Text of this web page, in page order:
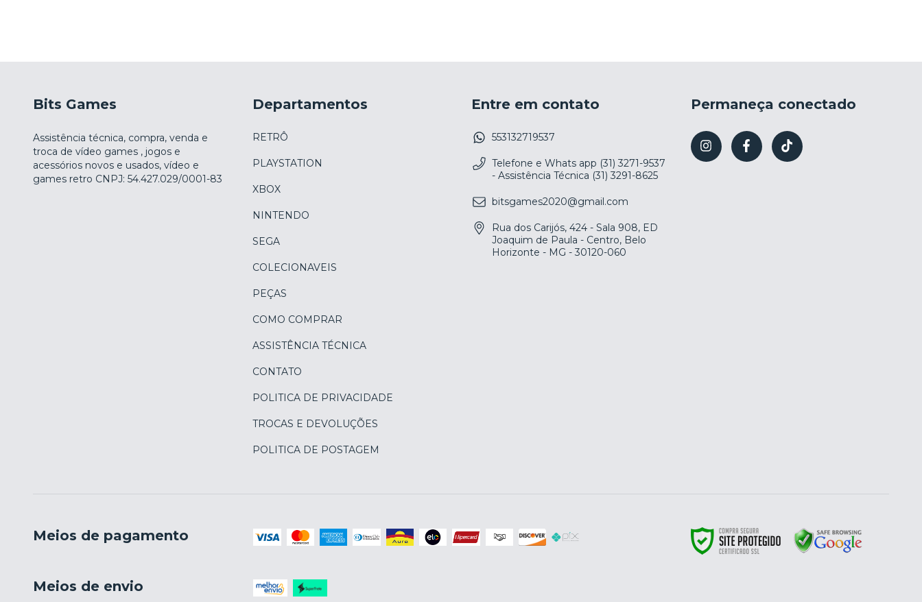
Bits Games
Assistência técnica, compra, venda e
troca de vídeo games , jogos e
acessórios novos e usados, vídeo e
games retro CNPJ: 54.427.029/0001-83
Departamentos
RETRÔ
PLAYSTATION
XBOX
NINTENDO
SEGA
COLECIONAVEIS
PEÇAS
COMO COMPRAR
ASSISTÊNCIA TÉCNICA
CONTATO
POLITICA DE PRIVACIDADE
TROCAS E DEVOLUÇÕES
POLITICA DE POSTAGEM
Entre em contato
553132719537
Telefone e Whats app (31) 3271-9537
- Assistência Técnica (31) 3291-8625
bitsgames2020@gmail.com
Rua dos Carijós, 424 - Sala 908, ED
Joaquim de Paula - Centro, Belo
Horizonte - MG - 30120-060
Permaneça conectado
Meios de pagamento
Meios de envio